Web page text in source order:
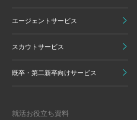
エージェントサービス
スカウトサービス
既卒・第二新卒向けサービス
就活お役立ち資料